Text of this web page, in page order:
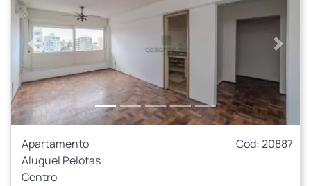
Anterior
Apartamento
Cod: 20887
Aluguel Pelotas
Centro